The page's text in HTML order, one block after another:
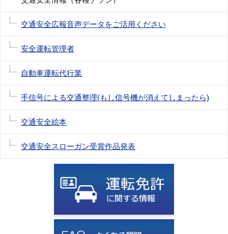
交通安全広報音声データをご活用ください
安全運転管理者
自動車運転代行業
手信号による交通整理(もし信号機が消えてしまったら)
交通安全絵本
交通安全スローガン受賞作品発表